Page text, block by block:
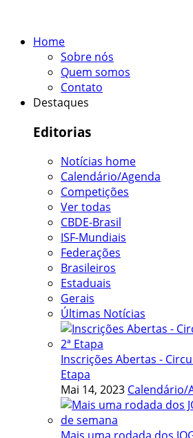
Home
Sobre nós
Quem somos
Contato
Destaques
Editorias
Notícias home
Calendário/Agenda
Competições
Ver todas
CBDE-Brasil
ISF-Mundiais
Federações
Brasileiros
Estaduais
Gerais
Últimas Notícias
Inscrições Abertas -
Etapa
Mai 14, 2023 Calendário/